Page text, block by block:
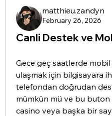
matthieu.zandyn
February 26, 2026
Canli Destek ve
Gece geç saatlerde
ulaşmak için bilgisayara
telefondan doğrudan
mümkün mü ve bu
casino veya başka bir